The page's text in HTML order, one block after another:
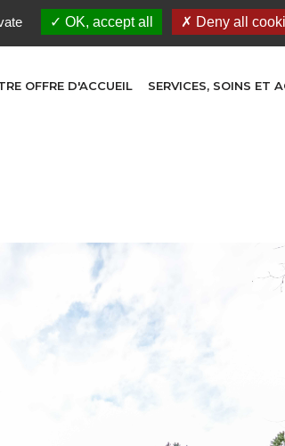
OFFRE D'ACCUEIL SERVICES, SOINS ET
OK, accept all Deny all